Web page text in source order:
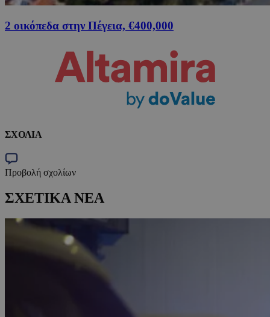
2 οικόπεδα στην Πέγεια, €400,000
ΣΧΟΛΙΑ
Προβολή σχολίων
ΣΧΕΤΙΚΑ ΝΕΑ